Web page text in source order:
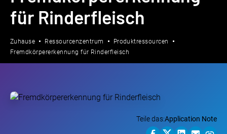
für Rinderfleisch
Zuhause Ressourcenzentrum
Produktressourcen
Fremdkörpererkennung für Rinderfleisch
Teile das:Application Note